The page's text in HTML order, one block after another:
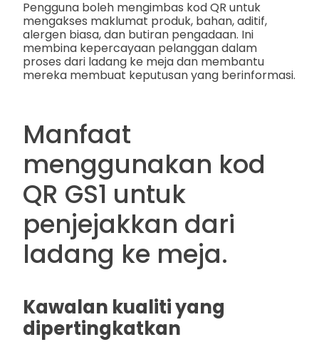
Pengguna boleh mengimbas kod QR untuk
mengakses maklumat produk, bahan, aditif,
alergen biasa, dan butiran pengadaan. Ini
membina kepercayaan pelanggan dalam
proses dari ladang ke meja dan membantu
mereka membuat keputusan yang berinformasi.
Manfaat
menggunakan kod
QR GS1 untuk
penjejakkan dari
ladang ke meja.
Kawalan kualiti yang
dipertingkatkan